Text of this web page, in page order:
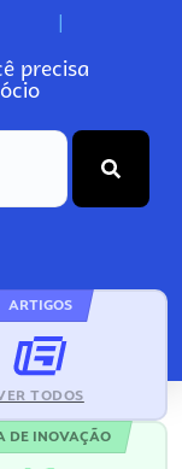
N
precisa
ARTIGOS
TODOS
DE INOVAÇÃO